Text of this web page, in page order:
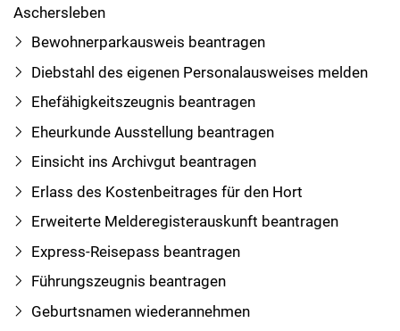
Aschersleben
Bewohnerparkausweis beantragen
Diebstahl des eigenen Personalausweises melden
Ehefähigkeitszeugnis beantragen
Eheurkunde Ausstellung beantragen
Einsicht ins Archivgut beantragen
Erlass des Kostenbeitrages für den Hort
Erweiterte Melderegisterauskunft beantragen
Express-Reisepass beantragen
Führungszeugnis beantragen
Geburtsnamen wiederannehmen